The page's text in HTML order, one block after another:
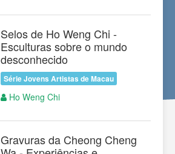
Selos de Ho Weng Chi -
Esculturas sobre o mundo
desconhecido
Série Jovens Artistas de Macau
Ho Weng Chi
Gravuras da Cheong Cheng